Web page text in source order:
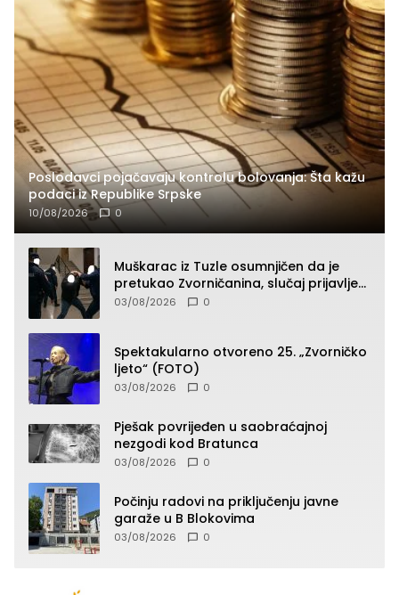
Poslodavci pojačavaju kontrolu bolovanja: Šta kažu
podaci iz Republike Srpske
10/08/2026 0
Muškarac iz Tuzle osumnjičen da je
pretukao Zvorničanina, slučaj prijavljen
tužilaštvu
03/08/2026 0
Spektakularno otvoreno 25. „Zvorničko
ljeto“ (FOTO)
03/08/2026 0
Pješak povrijeđen u saobraćajnoj
nezgodi kod Bratunca
03/08/2026 0
Počinju radovi na priključenju javne
garaže u B Blokovima
03/08/2026 0